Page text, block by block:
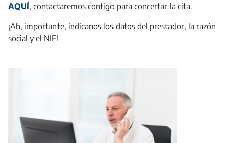
AQUÍ, contactaremos contigo para concertar la cita.
¡Ah, importante, indicanos los datos del prestador, la razón
social y el NIF!